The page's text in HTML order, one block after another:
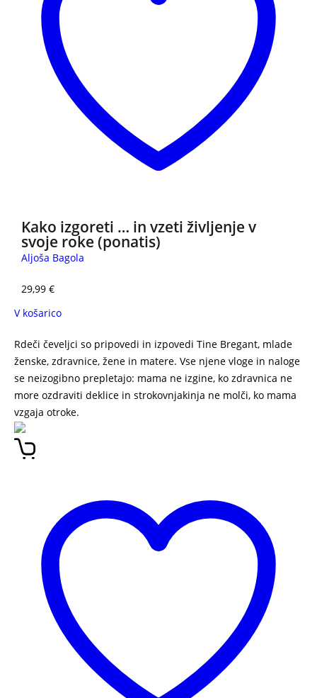
Kako izgoreti … in vzeti življenje v
svoje roke (ponatis)
Aljoša Bagola
29,99 €
V košarico
Rdeči čeveljci so pripovedi in izpovedi Tine Bregant, mlade
ženske, zdravnice, žene in matere. Vse njene vloge in naloge
se neizogibno prepletajo: mama ne izgine, ko zdravnica ne
more ozdraviti deklice in strokovnjakinja ne molči, ko mama
vzgaja otroke.